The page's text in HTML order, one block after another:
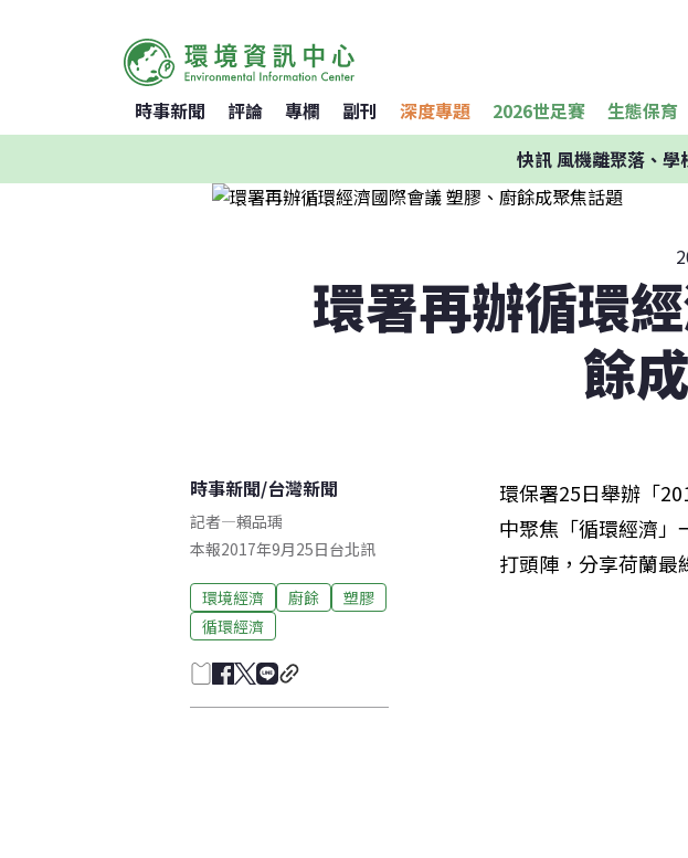
時事新聞 評論 專欄 副刊 深度專題 2026世足賽 生態保育
快訊風機離聚落、學
環署再辦循環
餘
時事新聞/台灣新聞
記者—賴品瑀
本報2017年9月25日台北訊
環境經濟 廚餘
塑膠
循環經濟
環保署25日舉辦「
中聚焦「循環經濟
打頭陣，分享荷蘭最